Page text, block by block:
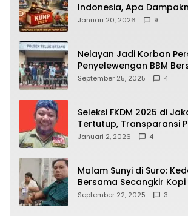
Indonesia, Apa
Kehidupan Warga? Ini
Januari 20, 2026 9
Nelayan Jadi Korban
Penyelewengan BBM
64.78809 Teluk Batang
September 25, 2025 4
Seleksi FKDM 2025 di
Tertutup, Transparansi
Pramono–Rano
Januari 2, 2026 4
Malam Sunyi di Suro:
Bersama Secangkir
September 22, 2025 3